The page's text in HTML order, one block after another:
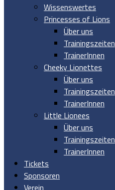
Wissenswertes
Princesses of Lions
Über uns
Trainingszeiten
TrainerInnen
Cheeky Lionettes
Über uns
Trainingszeiten
TrainerInnen
Little Lionees
Über uns
Trainingszeiten
TrainerInnen
Tickets
Sponsoren
Verein